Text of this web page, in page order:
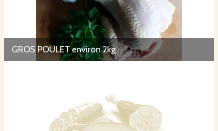
GROS POULET environ 2kg